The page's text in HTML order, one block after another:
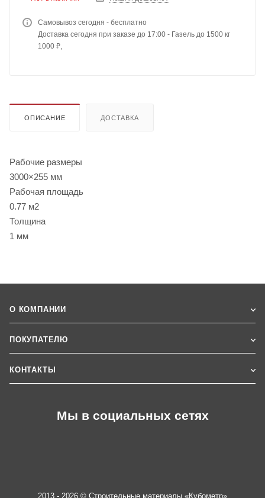
Самовывоз сегодня - бесплатно
Доставка сегодня при заказе до 17:00 - Газель до 1500 кг
1000 ₽,
ОПИСАНИЕ ДОСТАВКА
Рабочие размеры
3000×255 мм
Рабочая площадь
0.77 м2
Толщина
1 мм
О КОМПАНИИ
ПОКУПАТЕЛЮ
КОНТАКТЫ
Мы в социальных сетях
2013 - 2026 © Строительные материалы «Кубометр»